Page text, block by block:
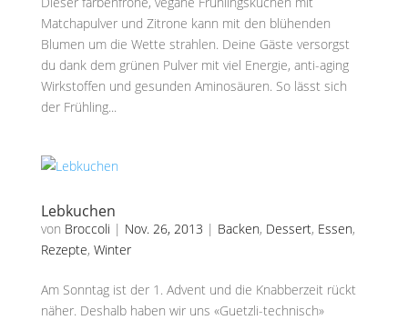
Matchapulver und Zitrone kann mit den blühenden
Blumen um die Wette strahlen. Deine Gäste versorgst
du dank dem grünen Pulver mit viel Energie, anti-aging
Wirkstoffen und gesunden Aminosäuren. So lässt sich
der Frühling...
Lebkuchen
von Broccoli | Nov. 26, 2013 | Backen, Dessert, Essen,
Rezepte, Winter
Am Sonntag ist der 1. Advent und die Knabberzeit rückt
näher. Deshalb haben wir uns «Guetzli-technisch»